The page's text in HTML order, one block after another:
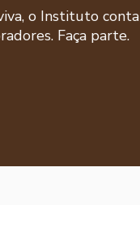
o Instituto conta
Faça parte.